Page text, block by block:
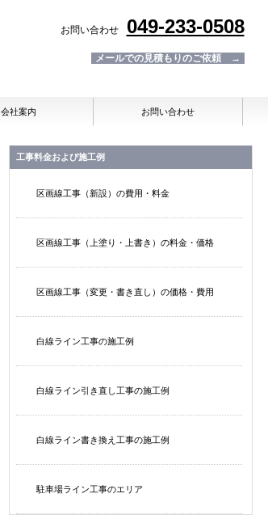
お問い合わせ 049-233-0508
メールでの見積もりのご依頼 →
会社案内 お問い合わせ
工事料金および施工例
区画線工事（新設）の費用・料金
区画線工事（上塗り・上書き）の料金・価格
区画線工事（変更・書き直し）の価格・費用
白線ライン工事の施工例
白線ライン引き直し工事の施工例
白線ライン書き換え工事の施工例
駐車場ライン工事のエリア